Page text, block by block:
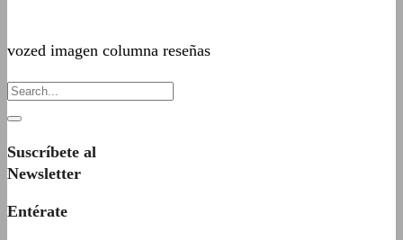
vozed imagen columna reseñas
Suscríbete al
Newsletter
Entérate